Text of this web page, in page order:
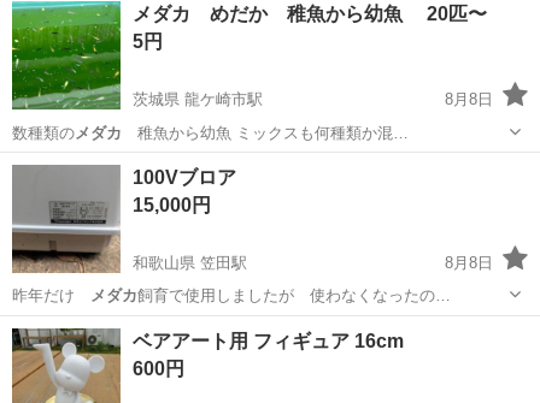
メダカ めだか 稚魚から幼魚 20匹〜
5円
茨城県 龍ケ崎市駅
8月8日
数種類のメダカ 稚魚から幼魚 ミックスも何種類か混…
茨城 龍ケ崎市 龍ケ崎市駅
100Vブロア
15,000円
和歌山県 笠田駅
8月8日
昨年だけ メダカ飼育で使用しましたが 使わなくなったの…
和歌山 伊都郡 その他 ブロア
ベアアート用 フィギュア 16cm
600円